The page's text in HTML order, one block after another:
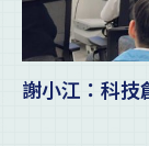
謝小江：科技